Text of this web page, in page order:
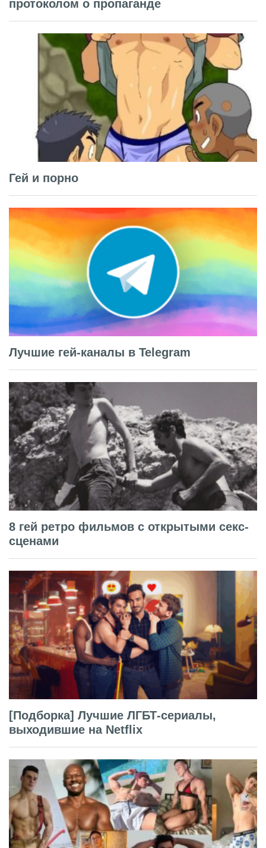
протоколом о пропаганде
Гей и порно
Лучшие гей-каналы в Telegram
8 гей ретро фильмов с открытыми секс-
сценами
[Подборка] Лучшие ЛГБТ-сериалы,
выходившие на Netflix